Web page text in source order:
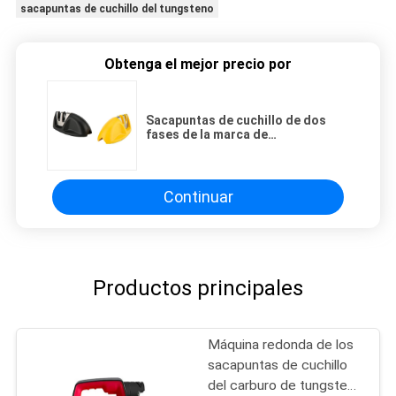
sacapuntas de cuchillo del tungsteno
Obtenga el mejor precio por
Sacapuntas de cuchillo de dos
fases de la marca de
Continuar
Productos principales
Máquina redonda de los
sacapuntas de cuchillo
del carburo de tungsteno